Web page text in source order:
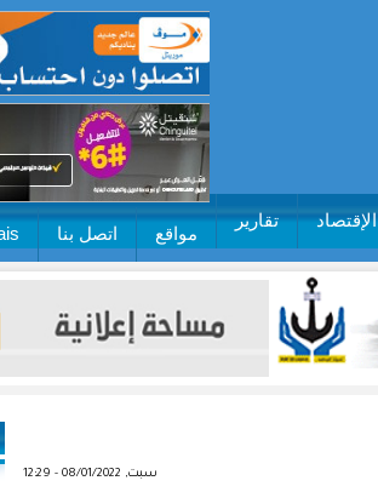
الإقتصاد تقارير
مواقع اتصل بنا
سبت, 08/01/2022 - 12:29